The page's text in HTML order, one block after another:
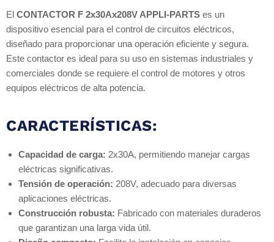
El CONTACTOR F 2x30Ax208V APPLI-PARTS es un
dispositivo esencial para el control de circuitos eléctricos,
diseñado para proporcionar una operación eficiente y segura.
Este contactor es ideal para su uso en sistemas industriales y
comerciales donde se requiere el control de motores y otros
equipos eléctricos de alta potencia.
CARACTERÍSTICAS:
Capacidad de carga: 2x30A, permitiendo manejar cargas
eléctricas significativas.
Tensión de operación: 208V, adecuado para diversas
aplicaciones eléctricas.
Construcción robusta: Fabricado con materiales duraderos
que garantizan una larga vida útil.